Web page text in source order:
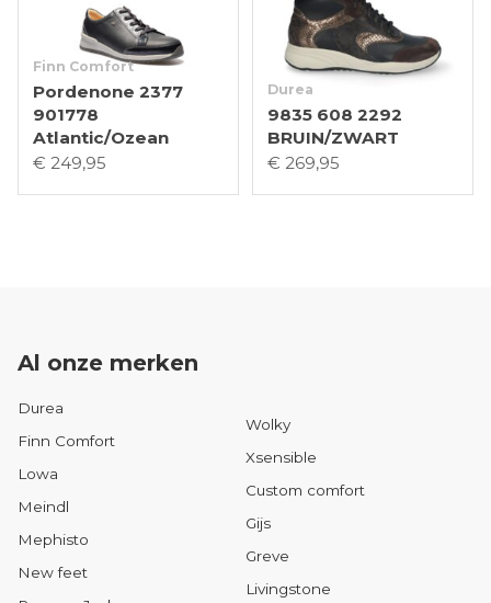
Finn Comfort
Pordenone 2377
901778
Atlantic/Ozean
€ 249,95
Durea
9835 608 2292
BRUIN/ZWART
€ 269,95
Al onze merken
Durea
Finn Comfort
Lowa
Meindl
Mephisto
New feet
Wolky
Xsensible
Custom comfort
Gijs
Greve
Livingstone